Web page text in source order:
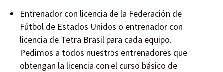
Entrenador con licencia de la Federación de
Fútbol de Estados Unidos o entrenador con
licencia de Tetra Brasil para cada equipo.
Pedimos a todos nuestros entrenadores que
obtengan la licencia con el curso básico de